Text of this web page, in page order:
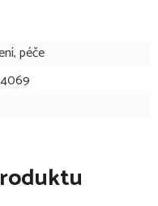
design, příjemné barvy
péče